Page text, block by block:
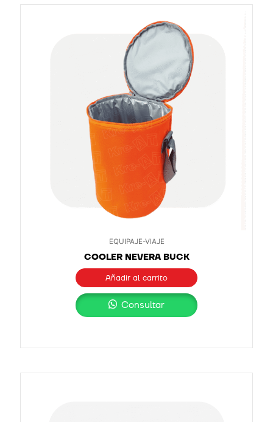
EQUIPAJE-VIAJE
COOLER NEVERA BUCK
Añadir al carrito
Consultar